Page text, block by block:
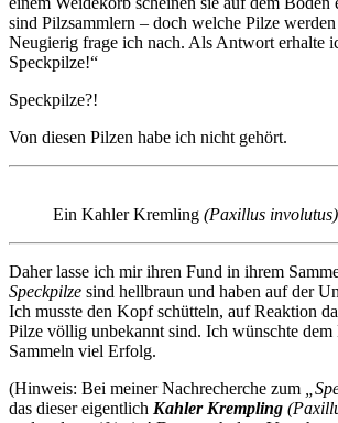
sind Pilzsammlern – doch welche Pilze
Neugierig frage ich nach. Als Antwort erhalte
Speckpilze!“
Speckpilze?!
Von diesen Pilzen habe ich nicht gehört.
Ein Kahler Kremling (Paxillus involutus)
Daher lasse ich mir ihren Fund in ihrem
Speckpilze sind hellbraun und haben auf der
Ich musste den Kopf schütteln, auf Reaktion
Pilze völlig unbekannt sind. Ich wünschte dem
Sammeln viel Erfolg.
(Hinweis: Bei meiner Nachrecherche zum
das dieser eigentlich Kahler Krempling